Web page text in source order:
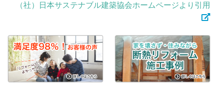
（社）日本サステナブル建築協会ホームページより引用